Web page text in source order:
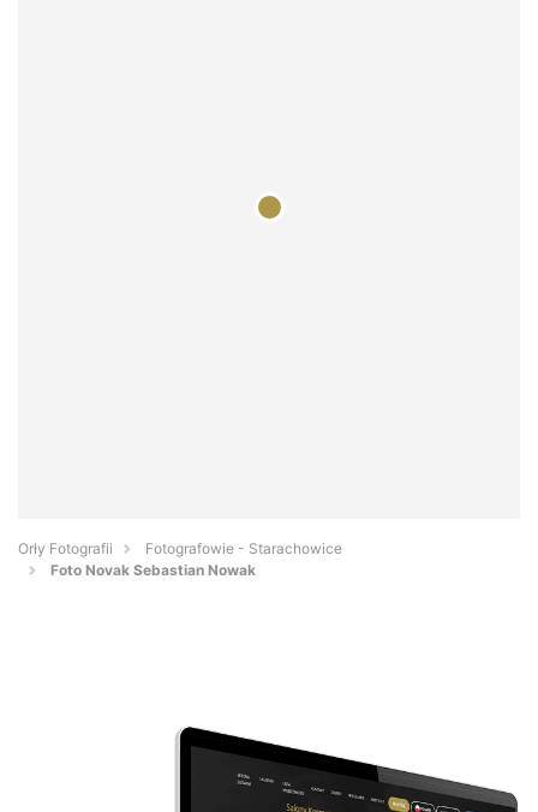
Orły Fotografii
Fotografowie - Starachowice
Foto Novak Sebastian Nowak